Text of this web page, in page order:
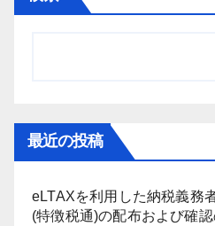
最近の投稿
eLTAXを利用した納税義務
(特徴税通)の配布および確認